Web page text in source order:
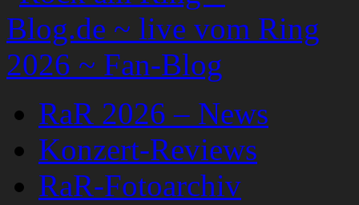
RaR 2026 – News
Konzert-Reviews
RaR-Fotoarchiv